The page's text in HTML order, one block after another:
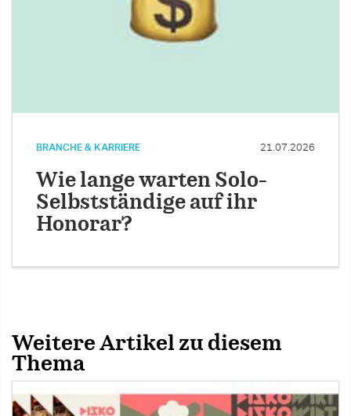
BRANCHE & KARRIERE 21.07.2026
Wie lange warten Solo-
Selbstständige auf ihr
Honorar?
Weitere Artikel zu diesem
Thema